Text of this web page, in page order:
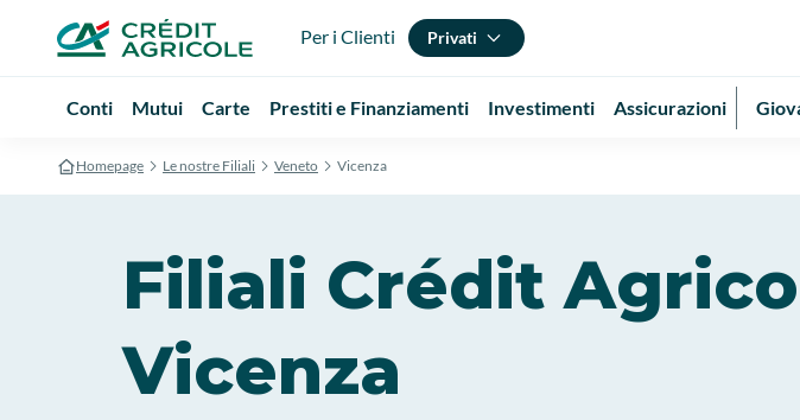
Per i Clienti Privati
Conti Mutui Carte Prestiti e Finanziamenti Investimenti Assicurazioni
Homepage Le nostre Filiali Veneto Vicenza
Filiali Crédit
Vicenza